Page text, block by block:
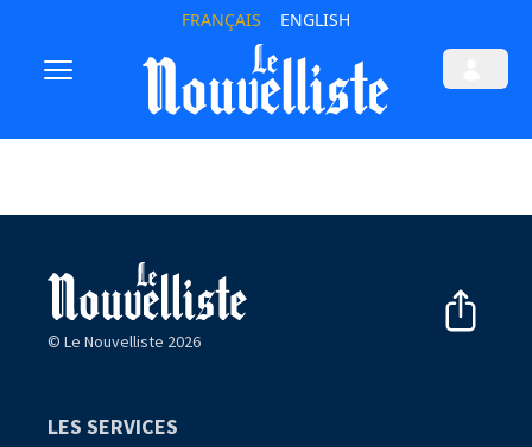
FRANÇAIS ENGLISH
© Le Nouvelliste 2026
LES SERVICES